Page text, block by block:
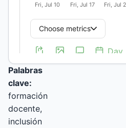
https://doi.org/10.19137/
2022-
Palabras
clave:
formación
docente,
inclusión